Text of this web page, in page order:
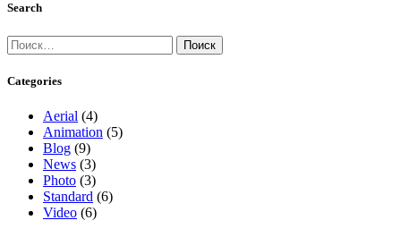
Search
Найти:
Categories
Aerial (4)
Animation (5)
Blog (9)
News (3)
Photo (3)
Standard (6)
Video (6)